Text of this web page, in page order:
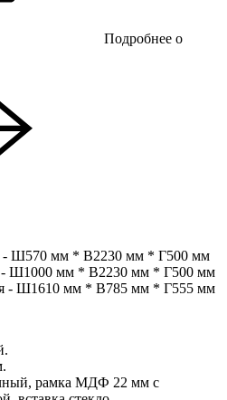
Подробнее о
- Ш570 мм * В2230 мм * Г500 мм
- Ш1000 мм * В2230 мм * Г500 мм
- Ш1610 мм * В785 мм * Г555 мм
рамка МДФ 22 мм с